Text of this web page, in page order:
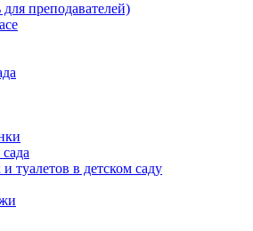
преподавателей)
туалетов в детском саду